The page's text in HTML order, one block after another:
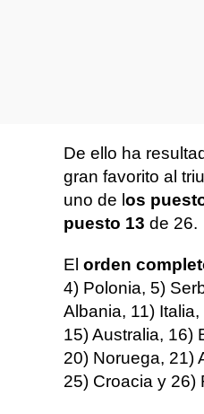
De ello ha
gran favorito al
uno de l os
puesto 13 de 26.
El orden
4) Polonia, 5)
Albania, 11)
15) Australia, 16)
20) Noruega, 21)
25) Croacia y 26)